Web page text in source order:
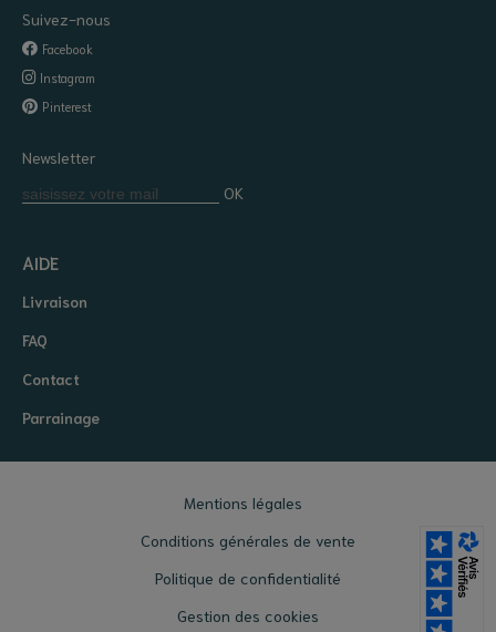
Suivez-nous
Facebook
Instagram
Pinterest
Newsletter
OK
AIDE
Livraison
FAQ
Contact
Parrainage
Mentions légales
Conditions générales de vente
Politique de confidentialité
Gestion des cookies